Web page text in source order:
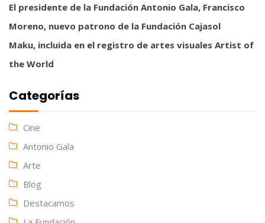
El presidente de la Fundación Antonio Gala, Francisco
Moreno, nuevo patrono de la Fundación Cajasol
Maku, incluida en el registro de artes visuales Artist of
the World
Categorías
Cine
Antonio Gala
Arte
Blog
Destacamos